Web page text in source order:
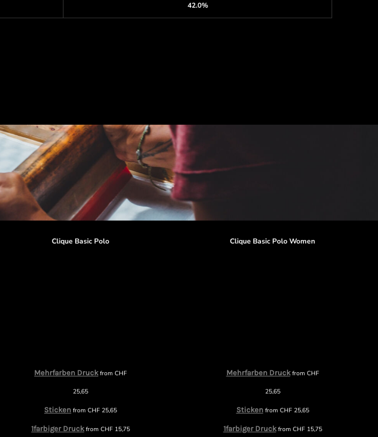
42.0%
Clique Basic Polo
Mehrfarben DruckfromCHF
25,65
Sticken fromCHF 25,65
1farbiger DruckfromCHF 15,75
Clique Basic Polo Women
Mehrfarben Druckfrom CHF
25,65
Stickenfrom CHF25,65
1farbiger Druckfrom CHF15,75